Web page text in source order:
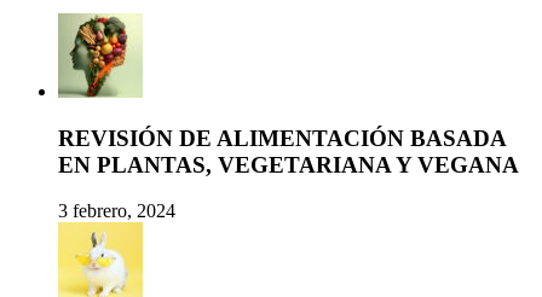
REVISIÓN DE ALIMENTACIÓN BASADA
EN PLANTAS, VEGETARIANA Y VEGANA
3 febrero, 2024